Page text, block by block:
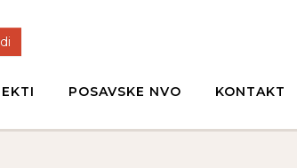
POSAVSKE NVO KONTAKT